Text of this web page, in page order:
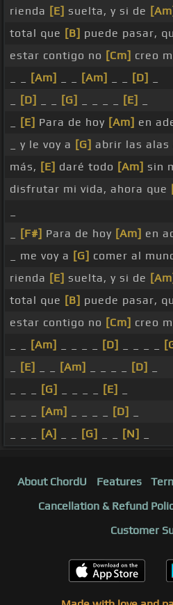
rienda [E] suelta, y si de
total que [B] puede pasar,
estar contigo no [Cm] creo
[Am] [Am] [D]
[D] [G] [E]
[E] Para de hoy [Am] en
_ y le voy a [G] abrir las alas
más, [E] daré todo [Am] sin
disfrutar mi vida, ahora que
[F#] Para de hoy [Am] en
_ me voy a [G] comer al
rienda [E] suelta, y si de
total que [B] puede pasar,
estar contigo no [Cm] creo
[Am] [D]
[E] [Am] [D]
[G] [E]
[Am] [D]
[A] [G] [N]
About ChordU Features
Cancellation & Refund
Customer